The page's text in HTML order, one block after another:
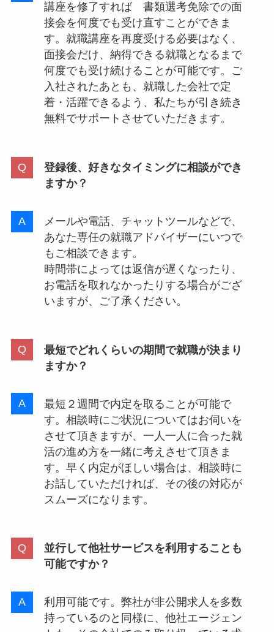
講座を修了すれば 書類選考免除での面
接会を何度でも受け直すことができま
す。就職講座を再度受ける必要はなく、
面接会だけ、納得できる就職となるまで
何度でも受け続けることが可能です。ご
入社されたあとも、就職した会社で定
着・活躍できるよう、私たちが引き続き
無料でサポートさせていただきます。
登録後、好きなタイミングに相談ができ
ますか？
メールや電話、チャットツールなどで、
あなた専任の就職アドバイザーにいつで
もご相談できます。
時間帯によっては返信が遅くなったり、
お電話を取れなかったりする場合がござ
いますが、ご了承ください。
最短でどれくらいの期間で就職が決まり
ますか？
最短２週間で内定を取ることが可能で
す。相談時にご状況についてはお伺いを
させて頂きますが、一人一人に合った就
活の進め方を一緒に考えさせて頂きま
す。早く内定がほしい場合は、相談時に
お話していただければ、その後の対応が
スムーズになります。
並行して他社サービスを利用することも
可能ですか？
利用可能です。弊社が非公開求人を多数
持っているのと同様に、他社エージェン